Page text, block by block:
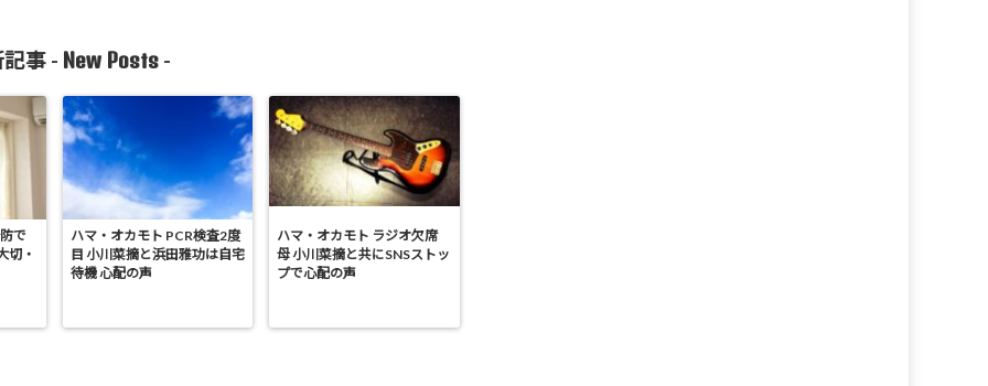
事 - New Posts -
で
切・
ハマ・オカモト PCR検査2度
目 小川菜摘と浜田雅功は自宅
待機 心配の声
ハマ・オカモト ラジオ欠席
母 小川菜摘と共にSNSストッ
プで心配の声